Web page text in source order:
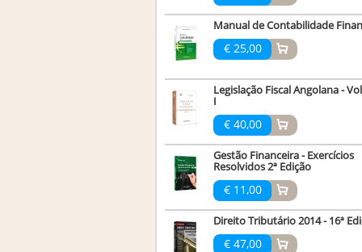
Manual de Contabilidade
€ 25,00
Legislação Fiscal Angolana -
I
€ 40,00
Gestão Financeira - Exercícios
Resolvidos 2ª Edição
€ 11,00
Direito Tributário 2014 - 16ª
€ 47,00